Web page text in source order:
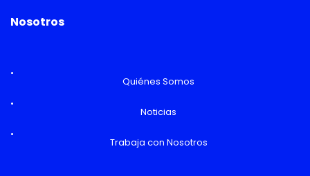
Nosotros
Quiénes Somos
Noticias
Trabaja con Nosotros